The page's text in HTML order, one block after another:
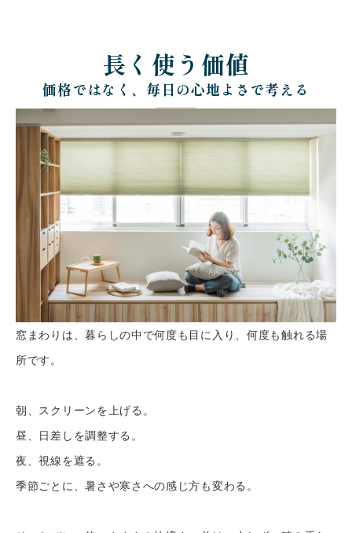
長く使う価値
価格ではなく、毎日の心地よさで考える
窓まわりは、暮らしの中で何度も目に入り、何度も触れる場
所です。
朝、スクリーンを上げる。
昼、日差しを調整する。
夜、視線を遮る。
季節ごとに、暑さや寒さへの感じ方も変わる。